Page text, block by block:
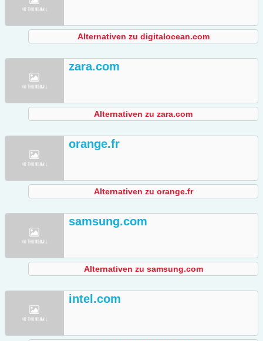
Alternativen zu digitalocean.com
zara.com
Alternativen zu zara.com
orange.fr
Alternativen zu orange.fr
samsung.com
Alternativen zu samsung.com
intel.com